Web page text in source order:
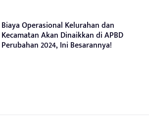
Biaya Operasional Kelurahan dan
Kecamatan Akan Dinaikkan di APBD
Perubahan 2024, Ini Besarannya!